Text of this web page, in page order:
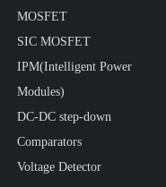
MOSFET
SIC MOSFET
IPM(Intelligent Power
Modules)
DC-DC step-down
Comparators
Voltage Detector